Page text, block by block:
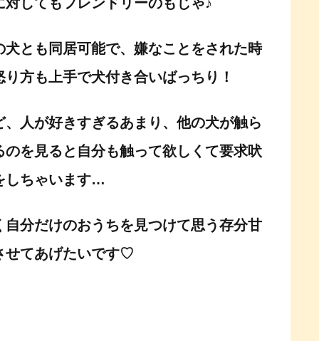
対してもフレンドリーのもじゃ♪
犬とも同居可能で、嫌なことをされた時
り方も上手で犬付き合いばっちり！
、人が好きすぎるあまり、他の犬が触ら
のを見ると自分も触って欲しくて要求吠
しちゃいます…
自分だけのおうちを見つけて思う存分甘
せてあげたいです♡